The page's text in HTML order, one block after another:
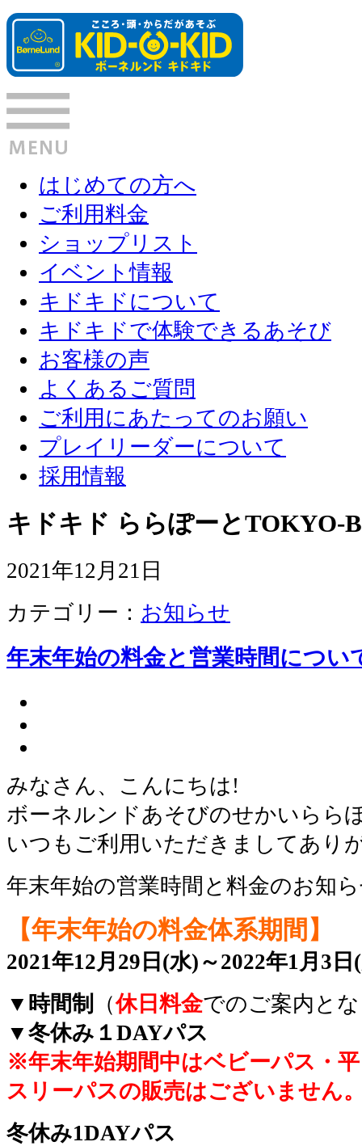
はじめての方へ
ご利用料金
ショップリスト
イベント情報
キドキドについて
キドキドで体験できるあそび
お客様の声
よくあるご質問
ご利用にあたってのお願い
プレイリーダーについて
採用情報
キドキド ららぽーとTOKYO-
2021年12月21日
カテゴリー： お知らせ
年末年始の料金と営業時間につい
みなさん、こんにちは!
ボーネルンドあそびのせかいらら
いつもご利用いただきましてあり
年末年始の営業時間と料金のお知
【年末年始の料金体系期間】
2021年12月29日(水)～2022年1月3日
▼時間制
（休日料金でのご案内と
▼冬休み１DAYパス
※年末年始期間中はベビーパス・
スリーパスの販売はございません
冬休み1DAYパス